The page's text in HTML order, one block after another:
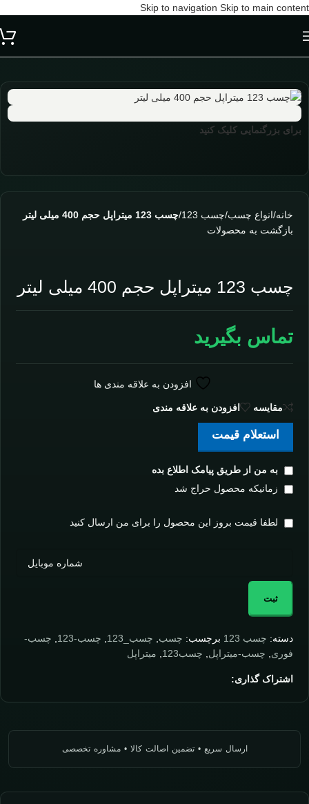
Skip to navigation Skip to main content
برای بزرگنمایی کلیک کنید
خانه/انواع چسب/چسب 123 /چسب 123 میتراپل حجم 400 میلی لیتر
بازگشت به محصولات
چسب 123 میتراپل حجم 400 میلی لیتر
تماس بگیرید
افزودن به علاقه مندی ها
مقايسه افزودن به علاقه مندی
استعلام قیمت
به من از طریق پیامک اطلاع بده
زمانیکه محصول حراج شد
لطفا قیمت بروز این محصول را برای من ارسال کنید
ثبت
دسته: چسب 123 برچسب: چسب, چسب_123 , چسب-123 , چسب-
فوری, چسب-میتراپل, چسب123 , میتراپل
اشتراک گذاری: